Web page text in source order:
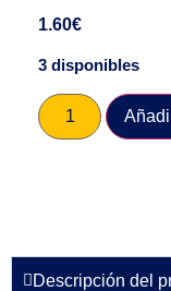
1.60€
3 disponibles
Descripción del